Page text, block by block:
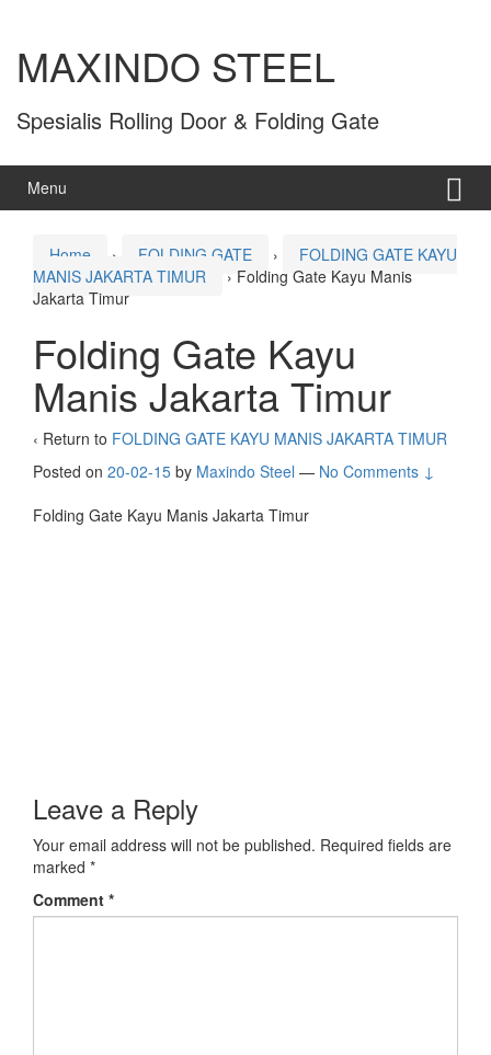
MAXINDO STEEL
Spesialis Rolling Door & Folding Gate
Menu
Home › FOLDING GATE ›
FOLDING GATE KAYU
MANIS JAKARTA TIMUR
› Folding Gate Kayu Manis
Jakarta Timur
Folding Gate Kayu
Manis Jakarta Timur
‹ Return to FOLDING GATE KAYU MANIS JAKARTA TIMUR
Posted on 20-02-15 by Maxindo Steel — No Comments ↓
Folding Gate Kayu Manis Jakarta Timur
Leave a Reply
Your email address will not be published. Required fields are
marked *
Comment *